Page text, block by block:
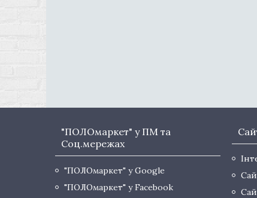
"ПОЛОмаркет" у ПМ та
Соц.мережах
"ПОЛОмаркет" у Google
"ПОЛОмаркет" у Facebook